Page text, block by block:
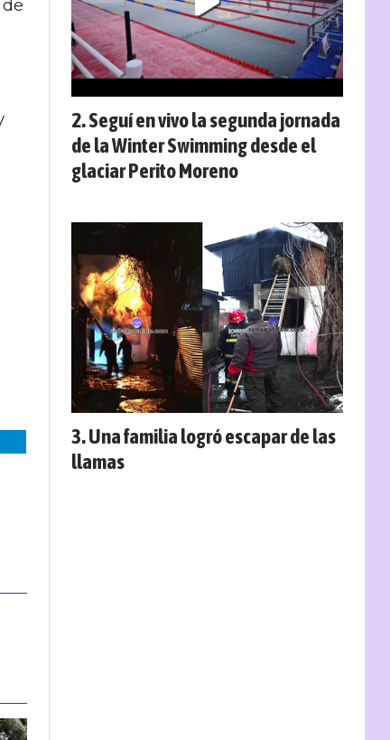
Seguí en vivo la segunda jornada
de la Winter Swimming desde el
glaciar Perito Moreno
Una familia logró escapar de las
llamas